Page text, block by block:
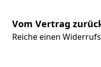
Vom Vertrag
Reiche einen